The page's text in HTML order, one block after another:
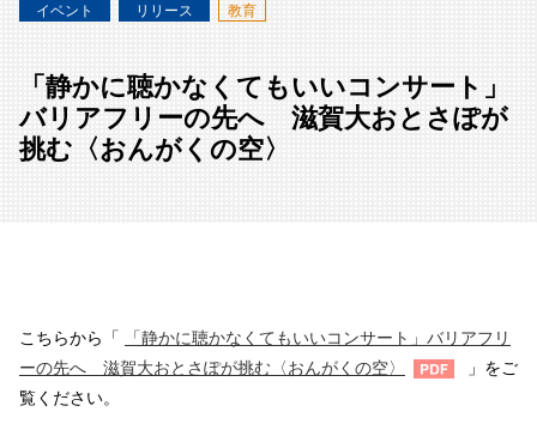
イベント リリース 教育
「静かに聴かなくてもいいコンサート」
バリアフリーの先へ 滋賀大おとさぽが
挑む〈おんがくの空〉
こちらから「
「静かに聴かなくてもいいコンサート」バリアフリ
ーの先へ 滋賀大おとさぽが挑む〈おんがくの空〉
」をご
覧ください。